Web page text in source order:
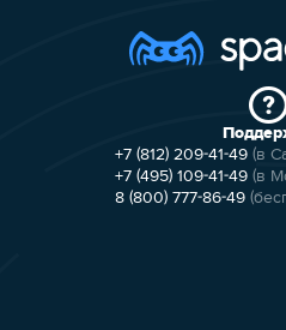
+7 (812) 209-41-49 (в
+7 (495) 109-41-49 (в
8 (800) 777-86-49